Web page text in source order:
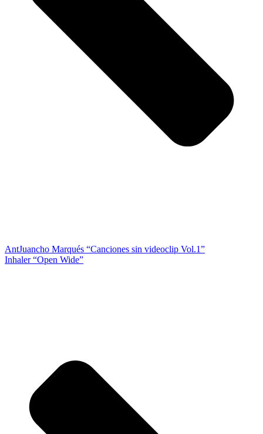
AntJuancho Marqués “Canciones sin videoclip Vol.1”
Inhaler “Open Wide”